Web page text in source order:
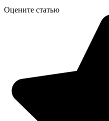
Оцените статью